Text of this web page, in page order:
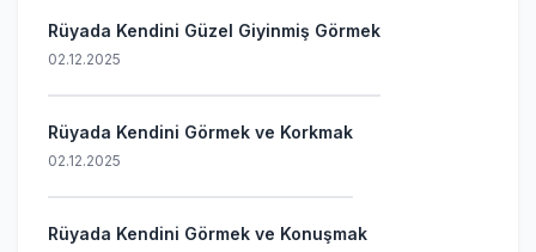
Rüyada Kendini Güzel Giyinmiş Görmek
02.12.2025
Rüyada Kendini Görmek ve Korkmak
02.12.2025
Rüyada Kendini Görmek ve Konuşmak